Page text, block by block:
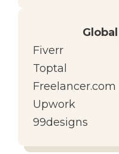
Fiverr
Toptal
Freelancer.com
Upwork
99designs